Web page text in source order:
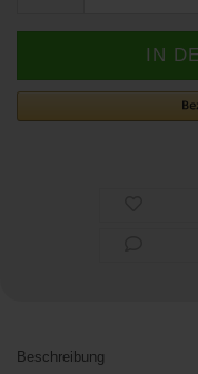
Beschreibung